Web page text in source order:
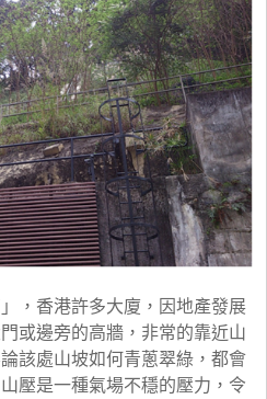
，香港許多大廈，因地產發展
或邊旁的高牆，非常的靠近山
該處山坡如何青蔥翠綠，都會
壓是一種氣場不穩的壓力，令